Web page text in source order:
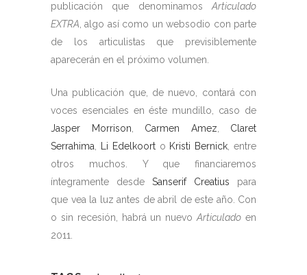
publicación que denominamosArticulado
EXTRA, algo así como un websodio con parte
de los articulistas que previsiblemente
aparecerán en el próximo volumen.
Una publicación que, de nuevo, contará con
voces esenciales en éste mundillo, caso de
Jasper Morrison, Carmen Amez, Claret
Serrahima, Li Edelkoort o Kristi Bernick, entre
otros muchos. Y que financiaremos
íntegramente desde Sanserif Creatius para
que vea la luz antes de abril de este año. Con
o sin recesión, habrá un nuevoArticulado en
2011.